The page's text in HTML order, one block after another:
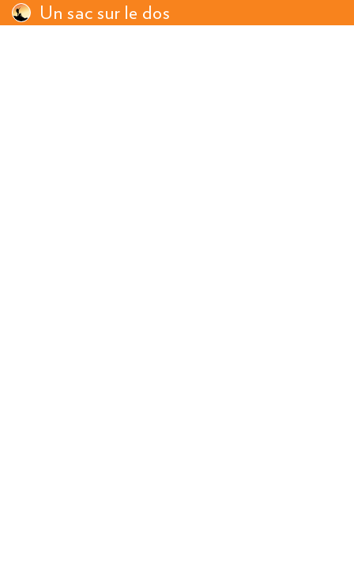
Un sac sur le dos